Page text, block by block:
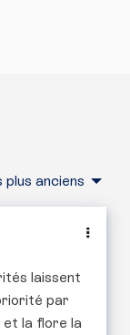
plus anciens
laissent
par
et la flore la